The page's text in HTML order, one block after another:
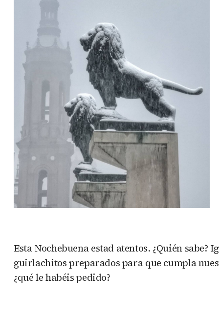
Esta Nochebuena estad atentos. ¿Quién
guirlachitos preparados para que cumpla
¿qué le habéis pedido?